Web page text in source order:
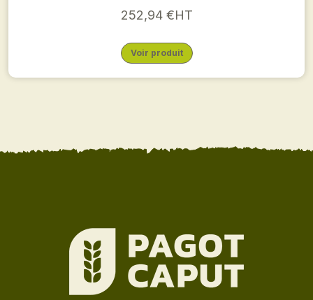
252,94 €HT
Voir produit